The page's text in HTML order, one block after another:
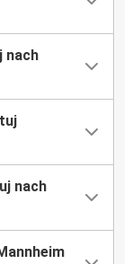
nach
nach